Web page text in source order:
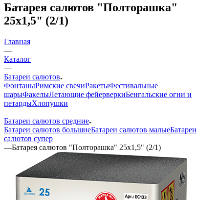
Батарея салютов "Полторашка"
25x1,5" (2/1)
Главная
—
Каталог
—
Батареи салютов
ФонтаныРимские свечиРакетыФестивальные
шарыФакелыЛетающие фейерверкиБенгальские огни и
петардыХлопушки
—
Батареи салютов средние
Батареи салютов большиеБатареи салютов малыеБатареи
салютов супер
—Батарея салютов "Полторашка" 25x1,5" (2/1)